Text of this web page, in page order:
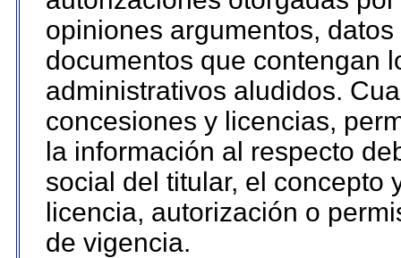
opiniones argumentos,
documentos que contengan
administrativos aludidos.
concesiones y licencias,
la información al respecto
social del titular, el concepto
licencia, autorización o
de vigencia.